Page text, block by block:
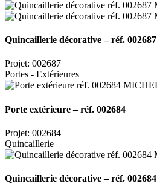
Quincaillerie décorative – réf. 002687
Projet: 002687
Portes - Extérieures
Porte extérieure – réf. 002684
Projet: 002684
Quincaillerie
Quincaillerie décorative – réf. 002684